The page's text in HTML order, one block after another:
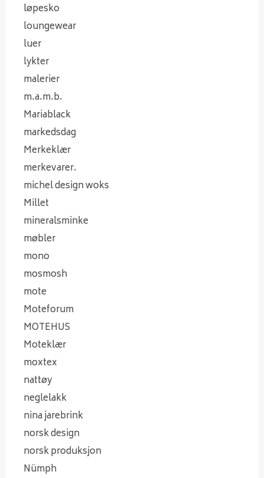
løpesko
loungewear
luer
lykter
malerier
m.a.m.b.
Mariablack
markedsdag
Merkeklær
merkevarer.
michel design woks
Millet
mineralsminke
møbler
mono
mosmosh
mote
Moteforum
MOTEHUS
Moteklær
moxtex
nattøy
neglelakk
nina jarebrink
norsk design
norsk produksjon
Nümph